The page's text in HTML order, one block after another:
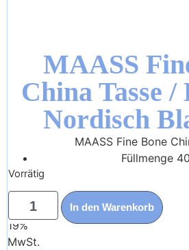
MAASS
China Tasse /
Nordisch
MAASS Fine Bone
Füllmenge
18,95
Enthält
19%
MwSt.
Vorrätig
In den Warenkorb